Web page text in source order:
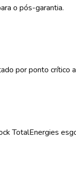
o pós-garantia.
por ponto crítico
TotalEnergies